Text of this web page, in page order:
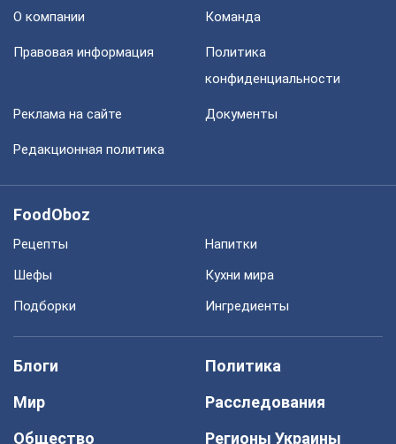
О компании Команда
Правовая информация
Политика
конфиденциальности
Реклама на сайте Документы
Редакционная политика
FoodOboz
Рецепты
Напитки
Шефы
Кухни мира
Подборки
Ингредиенты
Блоги
Политика
Мир
Расследования
Общество
Регионы Украины